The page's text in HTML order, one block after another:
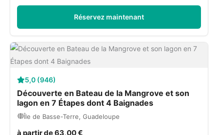
Réservez maintenant
5,0 (946)
Découverte en Bateau de la Mangrove et son
lagon en 7 Étapes dont 4 Baignades
Île de Basse-Terre, Guadeloupe
à partir de 63,00 €